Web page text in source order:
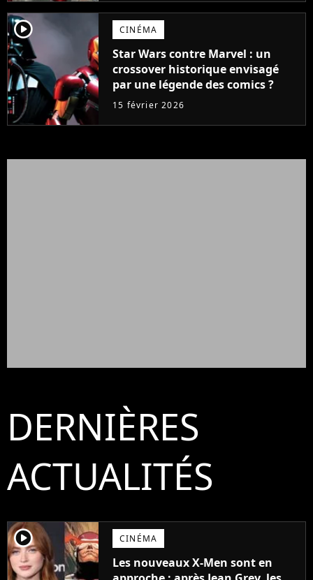
player2 CINÉMA
Star Wars contre Marvel : un
crossover historique envisagé
par une légende des comics ?
15 février 2026
DERNIÈRES
ACTUALITÉS
player2 CINÉMA
Les nouveaux X-Men sont en